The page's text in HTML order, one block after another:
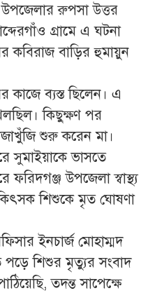
রুপসা উত্তর
গ্রামে এ ঘটনা
কবিরাজ বাড়ির হুমায়ুন
কাজে ব্যস্ত ছিলেন। এ
কিছুক্ষণ পর
শুরু করেন মা।
সুমাইয়াকে ভাসতে
ফরিদগঞ্জ উপজেলা স্বাস্থ্য
শিশুকে মৃত ঘোষণা
ইনচার্জ মোহাম্মদ
পড়ে শিশুর মৃত্যুর সংবাদ
তদন্ত সাপেক্ষে